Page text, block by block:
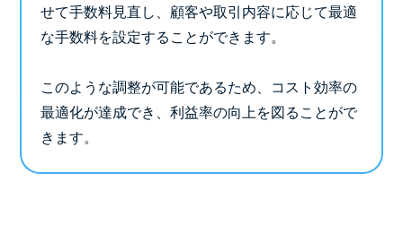
せて手数料見直し、顧客や取引内容に応じて最適
な手数料を設定することができます。
このような調整が可能であるため、コスト効率の
最適化が達成でき、利益率の向上を図ることがで
きます。